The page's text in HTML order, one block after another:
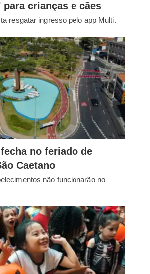
para crianças e cães
resgatar ingresso pelo app Multi.
no feriado de
Caetano
não funcionarão no